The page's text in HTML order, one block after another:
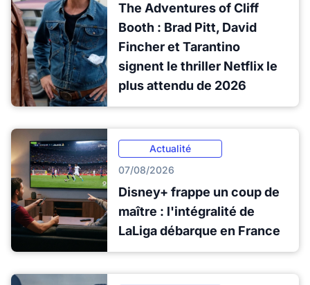
The Adventures of Cliff
Booth : Brad Pitt, David
Fincher et Tarantino
signent le thriller Netflix le
plus attendu de 2026
Actualité
07/08/2026
Disney+ frappe un coup de
maître : l'intégralité de
LaLiga débarque en France